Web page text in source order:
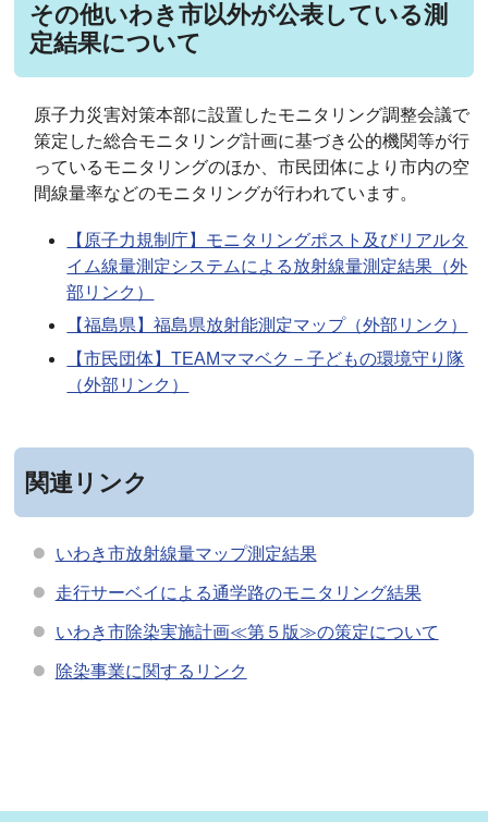
その他いわき市以外が公表している測
定結果について
原子力災害対策本部に設置したモニタリング調整会議で
策定した総合モニタリング計画に基づき公的機関等が行
っているモニタリングのほか、市民団体により市内の空
間線量率などのモニタリングが行われています。
【原子力規制庁】モニタリングポスト及びリアルタ
イム線量測定システムによる放射線量測定結果（外
部リンク）
【福島県】福島県放射能測定マップ（外部リンク）
【市民団体】TEAMママベク－子どもの環境守り隊
（外部リンク）
関連リンク
いわき市放射線量マップ測定結果
走行サーベイによる通学路のモニタリング結果
いわき市除染実施計画≪第５版≫の策定について
除染事業に関するリンク